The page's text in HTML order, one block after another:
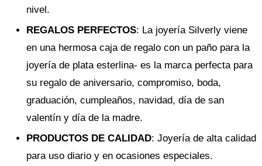
nivel.
REGALOS PERFECTOS: La joyería Silverly viene
en una hermosa caja de regalo con un paño para la
joyería de plata esterlina- es la marca perfecta para
su regalo de aniversario, compromiso, boda,
graduación, cumpleaños, navidad, día de san
valentín y día de la madre.
PRODUCTOS DE CALIDAD: Joyería de alta calidad
para uso diario y en ocasiones especiales.